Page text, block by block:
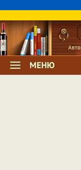
МЕНЮ